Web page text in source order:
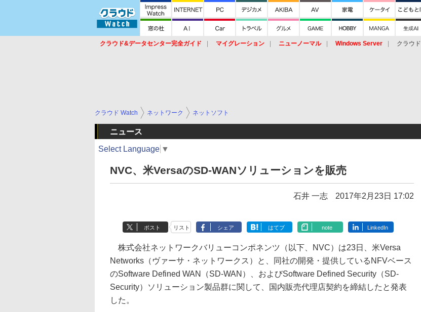
クラウド&データセンター完全ガイド マイグレーション ニューノーマル Windows Server クラウド
クラウド Watch ネットワーク ネットソフト
ニュース
Select Language ▼
NVC、米VersaのSD-WANソリューションを販売
石井 一志 2017年2月23日 17:02
ポスト リスト シェア はてブ note LinkedIn
株式会社ネットワークバリューコンポネンツ（以下、NVC）は23日、米Versa
Networks（ヴァーサ・ネットワークス）と、同社の開発・提供しているNFVベース
のSoftware Defined WAN（SD-WAN）、およびSoftware Defined Security（SD-
Security）ソリューション製品群に関して、国内販売代理店契約を締結したと発表
した。